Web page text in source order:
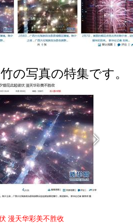
の写真の特集です。
漫天华彩美不胜收